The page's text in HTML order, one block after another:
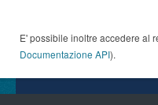
E' possibile inoltre accedere al
Documentazione API).